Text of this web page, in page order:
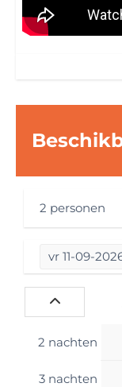
Koelkast: Met
Slaapkamer
Primaire
Lengte
Secundaire
Lengte
Breedte
Technische
Breedte in
2 personen
vr 11-09-
2 nachten
3 nachten